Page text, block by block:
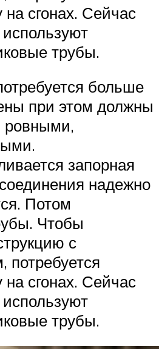
на сгонах. Сейчас
трубы.
больше
при этом должны
ровными,
запорная
надежно
Потом
Чтобы
с
потребуется
на сгонах. Сейчас
трубы.